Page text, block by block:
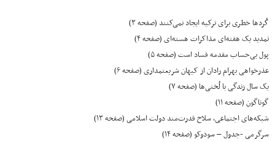
کُردها خطری برای ترکیه ایجاد نمی‌کنند (صفحه ۳)
تمدید یک هفته‌ای مذاکرات هسته‌‌ای (صفحه ۴)
پول بی‌حساب مقدمه فساد است (صفحه ۵)
عذرخواهی بهرام رادان از کیهان شریعتمداری (صفحه ۶)
یک سال زندگی با لُختی‌ها (صفحه ۷)
گوناگون (صفحه ۱۱)
شبکه‌های اجتماعی، سلاح قدرت‌مند دولت اسلامی (صفحه ۱۳)
سرگرمی -جدول – سودوکو (صفحه ۱۴)